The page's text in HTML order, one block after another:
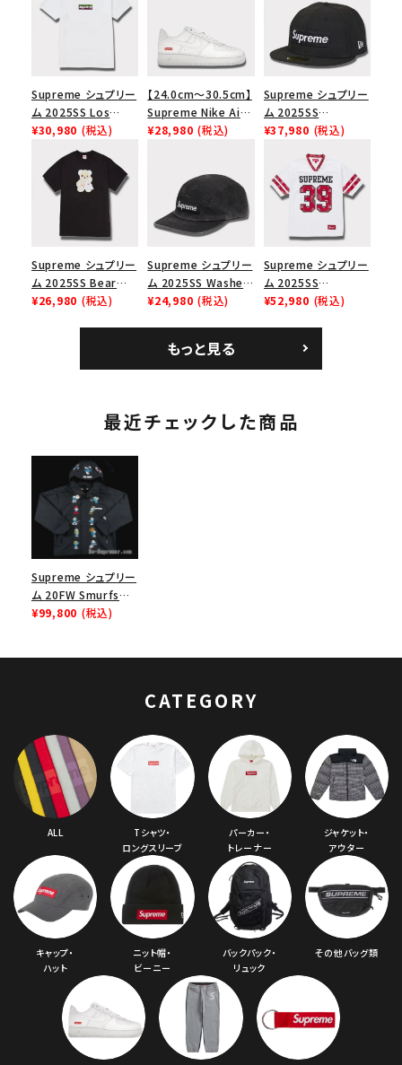
Supreme シュプリー
ム 2025SS Los
Angeles Fire Relief
Box Logo Tee ファ
イヤーリリーフボック
スロゴTシャツ ホワ
イト 白
¥30,980 (税込)
【24.0cm～30.5cm】
Supreme Nike Air
Force 1 Low シュプ
ューズ ホワイト
¥28,980 (税込)
Supreme シュプリー
ム 2025SS
Championship Box
チャンピオンシップボ
ックスロゴニューエラ
キャップ ブラック 黒
¥37,980 (税込)
Supreme シュプリー
ム 2025SS Bear
Tee ベア Tシャツ ブ
¥26,980 (税込)
Supreme シュプリー
ム 2025SS Washed
Chino Twill Camp
ブラック 黒
¥24,980 (税込)
Supreme シュプリー
ム 2025SS
Bandana Football
¥52,980 (税込)
もっと見る
最近チェックした商品
Supreme シュプリー
ム 20FW Smurfs
GORE-TEX Shell
¥99,800 (税込)
CATEGORY
ALL
Tシャツ・
ロングスリーブ
パーカー・
トレーナー
ジャケット・
アウター
キャップ・
ハット
ニット帽・
ビーニー
バックパック・
リュック
その他バッグ類